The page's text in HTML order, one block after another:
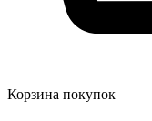
Корзина покупок